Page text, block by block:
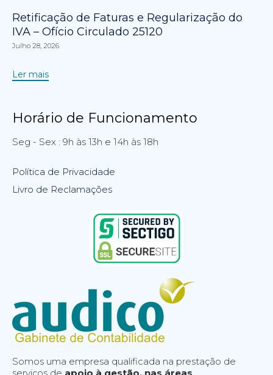
Retificação de Faturas e Regularização do
IVA – Ofício Circulado 25120
Julho 28, 2026
Ler mais
Horário de Funcionamento
Seg - Sex : 9h às 13h e 14h às 18h
Política de Privacidade
Livro de Reclamações
Somos uma empresa qualificada na prestação de